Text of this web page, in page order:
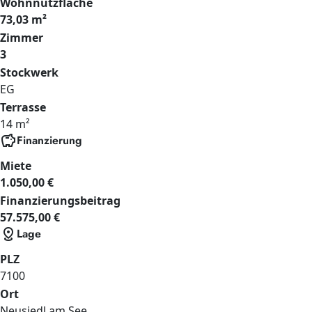
73,03 m²
Zimmer
3
Stockwerk
EG
Terrasse
14 m²
savingsFinanzierung
Miete
1.050,00 €
Finanzierungsbeitrag
57.575,00 €
distance Lage
PLZ
7100
Ort